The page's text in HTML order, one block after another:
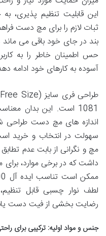
این قابلیت تنظیم پذیری،
ثبات لازم را برای مچ دست
بند در جای خود باقی می
حس اطمینان خاطر را به
آسوده به کارهای خود ادامه
1081 است. این بدان
اندازه های مچ دست طراحی
سهولت در انتخاب و خرید
مچ و نگرانی از بابت عدم
داشت که در برخی موارد،
لطف نوار چسبی قابل
رضایت بخشی از فیت دست
جنس و مواد اولیه: ترکیبی برای